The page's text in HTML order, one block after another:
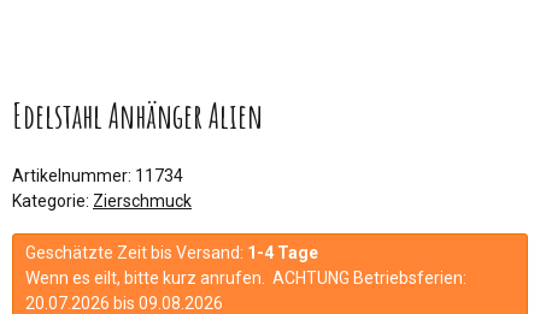
Edelstahl Anhänger Alien
Artikelnummer: 11734
Kategorie: Zierschmuck
Geschätzte Zeit bis Versand: 1-4 Tage
Wenn es eilt, bitte kurz anrufen. ACHTUNG Betriebsferien:
20.07.2026 bis 09.08.2026